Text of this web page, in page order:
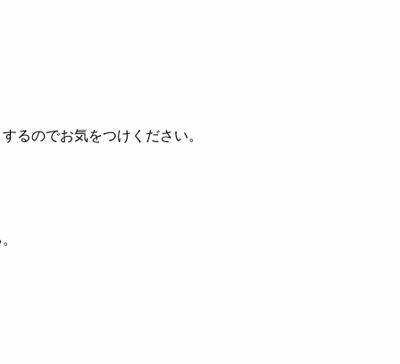
るのでお気をつけください。